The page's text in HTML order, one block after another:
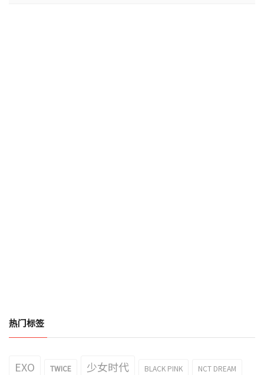
热门标签
EXO TWICE 少女时代 BLACK PINK NCT DREAM